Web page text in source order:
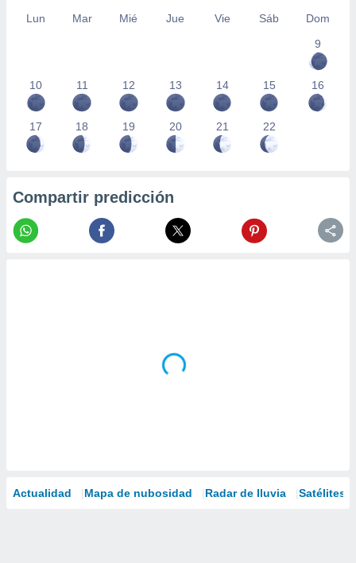
Lun Mar Mié Jue Vie Sáb
Dom
9
10 11 12 13 14 15 16
17 18 19 20 21 22
Compartir predicción
Actualidad Mapa de nubosidad Radar de lluvia Satélites